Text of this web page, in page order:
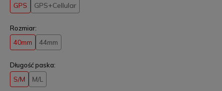
GPS GPS+Cellular
Rozmiar:
40mm 44mm
Długość paska:
S/M M/L